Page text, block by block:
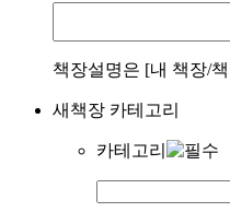
책장설명은 [내 책장/
새책장 카테고리
카테고리